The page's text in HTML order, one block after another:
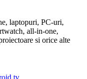
laptopuri, PC-uri,
all-in-one,
si orice alte